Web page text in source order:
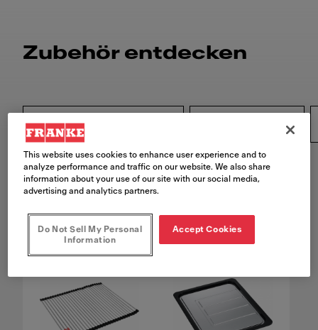
Zubehör entdecken
Filter zurücksetzen
This website uses cookies to enhance user experience and to
analyze performance and traffic on our website. We also share
information about your use of our site with our social media,
advertising and analytics partners.
Do Not Sell My Personal
Information
Accept Cookies